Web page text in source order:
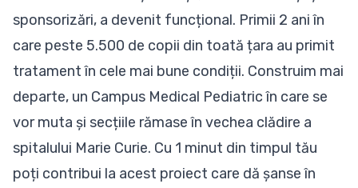
sponsorizări, a devenit funcțional. Primii 2 ani în
care peste 5.500 de copii din toată țara au primit
tratament în cele mai bune condiții. Construim mai
departe, un Campus Medical Pediatric în care se
vor muta și secțiile rămase în vechea clădire a
spitalului Marie Curie. Cu 1 minut din timpul tău
poți contribui la acest proiect care dă șanse în